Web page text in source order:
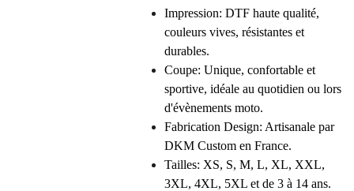
Impression: DTF haute qualité,
couleurs vives, résistantes et
durables.
Coupe: Unique, confortable et
sportive, idéale au quotidien ou lors
d'évènements moto.
Fabrication Design: Artisanale par
DKM Custom en France.
Tailles: XS, S, M, L, XL, XXL,
3XL, 4XL, 5XL et de 3 à 14 ans.